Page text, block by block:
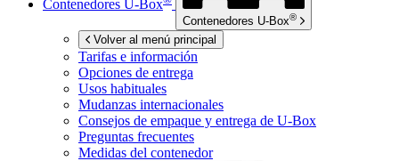
Contenedores U-Box
Contenedores U-Box®
Volver al menú principal
Tarifas e información
Opciones de entrega
Usos habituales
Mudanzas internacionales
Consejos de empaque y entrega de U-Box
Preguntas frecuentes
Medidas del contenedor